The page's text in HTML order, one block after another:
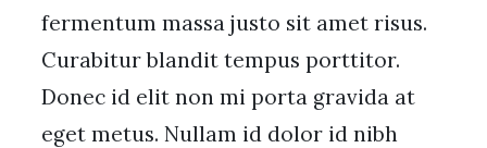
fermentum massa justo sit amet risus.
Curabitur blandit tempus porttitor.
Donec id elit non mi porta gravida at
eget metus. Nullam id dolor id nibh